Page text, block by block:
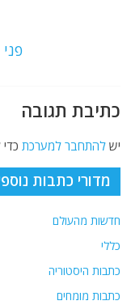
כתיבת תגובה
ישלהתחבר למערכת
מדורי כתבות
חדשות מהעולם
כללי
כתבות היסטוריה
כתבות מומחים